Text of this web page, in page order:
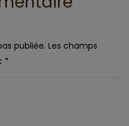
publiée. Les champs
*